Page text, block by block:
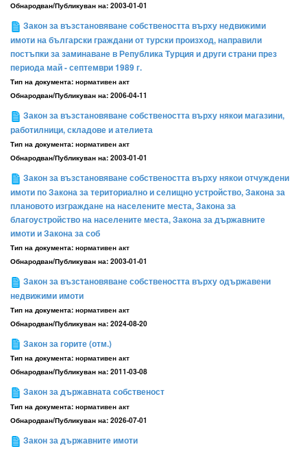
Обнародван/Публикуван на: 2003-01-01
Закон за възстановяване собствеността върху недвижими
имоти на български граждани от турски произход, направили
постъпки за заминаване в Република Турция и други страни през
периода май - септември 1989 г.
Тип на документа: нормативен акт
Обнародван/Публикуван на: 2006-04-11
Закон за възстановяване собствеността върху някои магазини,
работилници, складове и ателиета
Тип на документа: нормативен акт
Обнародван/Публикуван на: 2003-01-01
Закон за възстановяване собствеността върху някои отчуждени
имоти по Закона за териториално и селищно устройство, Закона за
плановото изграждане на населените места, Закона за
благоустройство на населените места, Закона за държавните
имоти и Закона за соб
Тип на документа: нормативен акт
Обнародван/Публикуван на: 2003-01-01
Закон за възстановяване собствеността върху одържавени
недвижими имоти
Тип на документа: нормативен акт
Обнародван/Публикуван на: 2024-08-20
Закон за горите (отм.)
Тип на документа: нормативен акт
Обнародван/Публикуван на: 2011-03-08
Закон за държавната собственост
Тип на документа: нормативен акт
Обнародван/Публикуван на: 2026-07-01
Закон за държавните имоти